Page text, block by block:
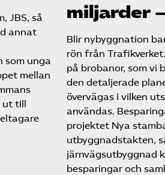
JBS, så
annat
som unga
mellan
ut till
miljarder
Blir nybyggnation
rön från
på brobanor, som vi
den detaljerade
övervägas i vilken
användas.
projektet Nya
utbyggnadstakten,
järnvägsutbyggnad
besparingar och